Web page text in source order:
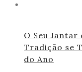
O Seu Jantar
Tradição se
do Ano